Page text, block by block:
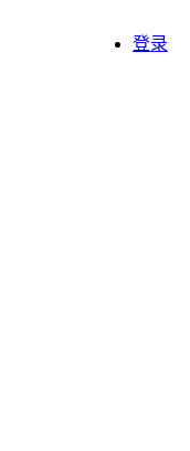
登录